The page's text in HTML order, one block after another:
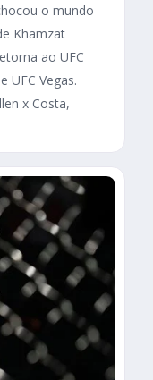
o mundo
Khamzat
ao UFC
UFC Vegas.
x Costa,